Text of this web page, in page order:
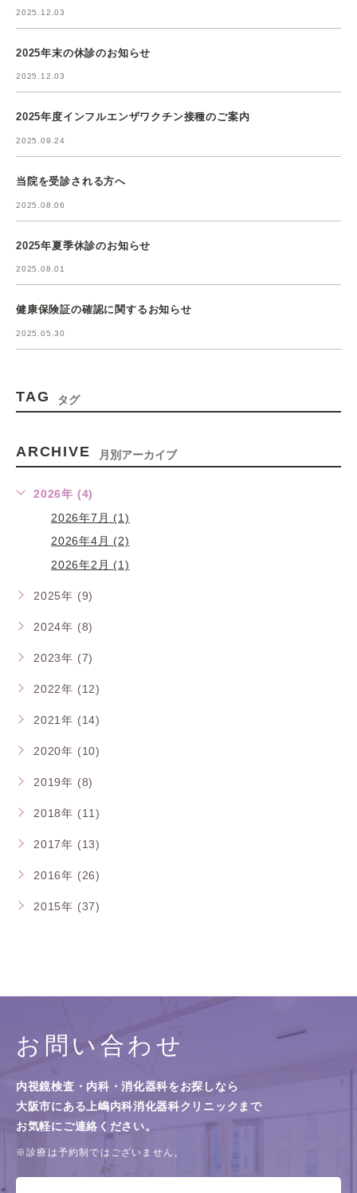
2025.12.03
2025年末の休診のお知らせ
2025.12.03
2025年度インフルエンザワクチン接種のご案内
2025.09.24
当院を受診される方へ
2025.08.06
2025年夏季休診のお知らせ
2025.08.01
健康保険証の確認に関するお知らせ
2025.05.30
TAG タグ
ARCHIVE 月別アーカイブ
2026年 (4)
2026年7月 (1)
2026年4月 (2)
2026年2月 (1)
2025年 (9)
2024年 (8)
2023年 (7)
2022年 (12)
2021年 (14)
2020年 (10)
2019年 (8)
2018年 (11)
2017年 (13)
2016年 (26)
2015年 (37)
お問い合わせ
内視鏡検査・内科・消化器科をお探しなら
大阪市にある上嶋内科消化器科クリニックまで
お気軽にご連絡ください。
※診療は予約制ではございません。